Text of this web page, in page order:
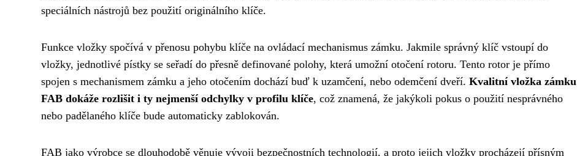
speciálních nástrojů bez použití originálního klíče.
Funkce vložky spočívá v přenosu pohybu klíče na ovládací mechanismus zámku. Jakmile správný klíč vstoupí do
vložky, jednotlivé pístky se seřadí do přesně definované polohy, která umožní otočení rotoru. Tento rotor je přímo
spojen s mechanismem zámku a jeho otočením dochází buď k uzamčení, nebo odemčení dveří. Kvalitní vložka zámku
FAB dokáže rozlišit i ty nejmenší odchylky v profilu klíče, což znamená, že jakýkoli pokus o použití nesprávného
nebo padělaného klíče bude automaticky zablokován.
FAB jako výrobce se dlouhodobě věnuje vývoji bezpečnostních technologií, a proto jejich vložky procházejí přísným